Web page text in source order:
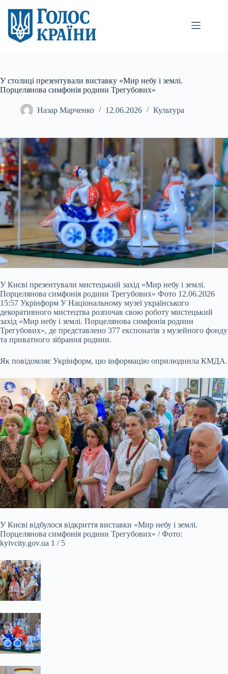
вмісту
У столиці презентували виставку «Мир небу і землі.
Порцелянова симфонія родини Трегубових»
Назар Марченко 12.06.2026 Культура
У Києві презентували мистецький захід «Мир небу і землі.
Порцелянова симфонія родини Трегубових» Фото 12.06.2026
15:57 Укрінформ У Національному музеї українського
декоративного мистецтва розпочав свою роботу мистецький
захід «Мир небу і землі. Порцелянова симфонія родини
Трегубових», де представлено 377 експонатів з музейного фонду
та приватного зібрання родини.
Як повідомляє Укрінформ, цю інформацію оприлюднила КМДА.
У Києві відбулося відкриття виставки «Мир небу і землі.
Порцелянова симфонія родини Трегубових» / Фото:
kyivcity.gov.ua 1 / 5